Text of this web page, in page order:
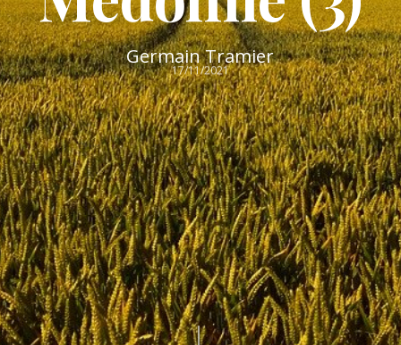
Germain Tramier
17/11/2021